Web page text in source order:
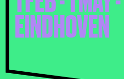
EINDHOVEN